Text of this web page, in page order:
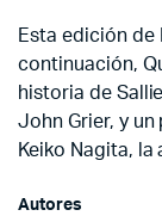
Esta edición de
continuación,
historia de
John Grier, y
Keiko Nagita, la
Autores